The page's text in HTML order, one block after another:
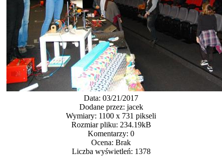
Data: 03/21/2017
Dodane przez: jacek
Wymiary: 1100 x 731 pikseli
Rozmiar pliku: 234.19kB
Komentarzy: 0
Ocena: Brak
Liczba wyświetleń: 1378